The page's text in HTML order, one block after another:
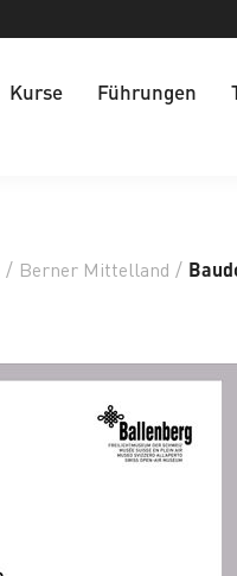
Kurse Führungen
/ Berner Mittelland /